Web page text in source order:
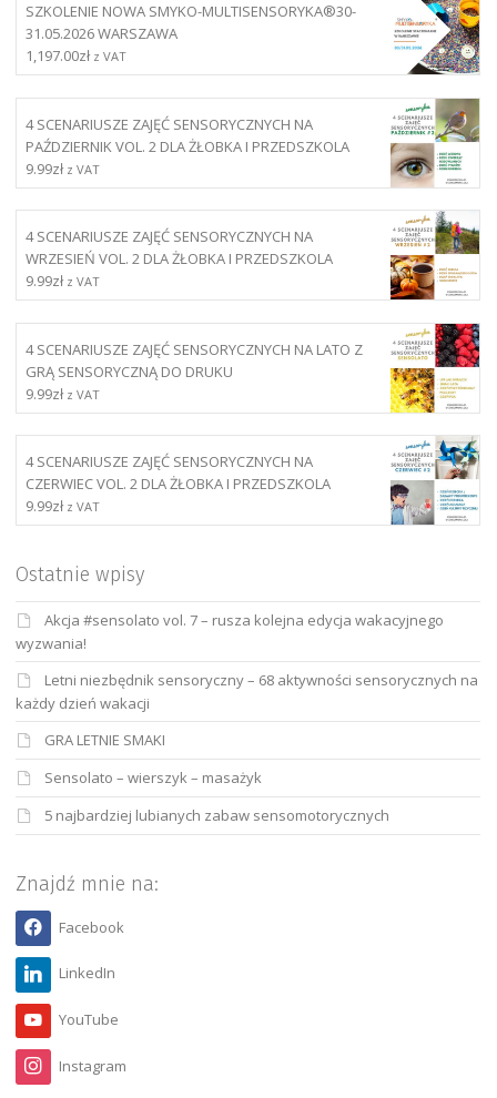
SZKOLENIE NOWA SMYKO-MULTISENSORYKA®30-
31.05.2026 WARSZAWA
1,197.00zł z VAT
4 SCENARIUSZE ZAJĘĆ SENSORYCZNYCH NA
PAŹDZIERNIK VOL. 2 DLA ŻŁOBKA I PRZEDSZKOLA
9.99zł z VAT
4 SCENARIUSZE ZAJĘĆ SENSORYCZNYCH NA
WRZESIEŃ VOL. 2 DLA ŻŁOBKA I PRZEDSZKOLA
9.99zł z VAT
4 SCENARIUSZE ZAJĘĆ SENSORYCZNYCH NA LATO Z
GRĄ SENSORYCZNĄ DO DRUKU
9.99zł z VAT
4 SCENARIUSZE ZAJĘĆ SENSORYCZNYCH NA
CZERWIEC VOL. 2 DLA ŻŁOBKA I PRZEDSZKOLA
9.99zł z VAT
Ostatnie wpisy
Akcja #sensolato vol. 7 – rusza kolejna edycja wakacyjnego
wyzwania!
Letni niezbędnik sensoryczny – 68 aktywności sensorycznych na
każdy dzień wakacji
GRA LETNIE SMAKI
Sensolato – wierszyk – masażyk
5 najbardziej lubianych zabaw sensomotorycznych
Znajdź mnie na:
Facebook
LinkedIn
YouTube
Instagram